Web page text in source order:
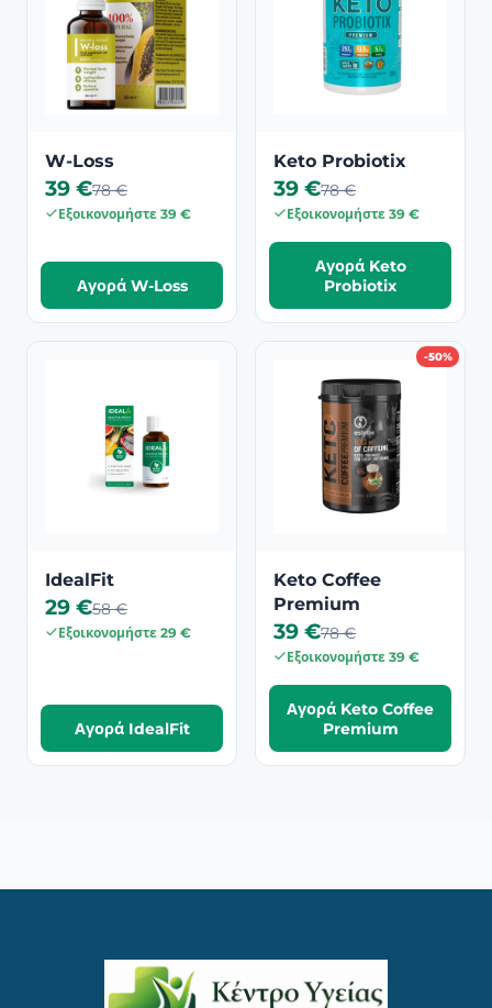
W-Loss
39 €78 €
Εξοικονομήστε 39 €
Αγορά W-Loss
Keto Probiotix
39 €78 €
Εξοικονομήστε 39 €
Αγορά Keto
Probiotix
IdealFit
29 €58 €
Εξοικονομήστε 29 €
Αγορά IdealFit
-50%
Keto Coffee
Premium
39 €78 €
Εξοικονομήστε 39 €
Αγορά Keto Coffee
Premium